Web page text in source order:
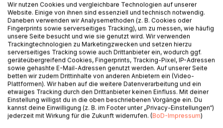
Auf die Merkliste
Titel bewerten
BESCHREIBUNG
Der Deutschlehrer Paul hatte sich mit seiner Familie in
Wir nutzen Cookies und vergleichbare Technologien auf unserer
Website. Einige von ihnen sind essenziell und technisch notwendig.
Daneben verwenden wir Analysemethoden (z. B. Cookies oder
Fingerprints sowie serverseitiges Tracking), um zu messen, wie häufig
unsere Seite besucht und wie sie genutzt wird. Wir verwenden
Trackingtechnologien zu Marketingzwecken und setzen hierzu
serverseitiges Tracking sowie auch Drittanbieter ein, wodurch ggf.
geräteübergreifend Cookies, Fingerprints, Tracking-Pixel, IP-Adressen
sowie gehashte E-Mail-Adressen genutzt werden. Auf unserer Seite
betten wir zudem Drittinhalte von anderen Anbietern ein (Video-
Plattformen). Wir haben auf die weitere Datenverarbeitung und ein
etwaiges Tracking durch den Drittanbieter keinen Einfluss. Mit deiner
Einstellung willigst du in die oben beschriebenen Vorgänge ein. Du
kannst deine Einwilligung (z. B. im Footer unter „Privacy-Einstellungen“)
jederzeit mit Wirkung für die Zukunft widerrufen. (BoD-Impressum)